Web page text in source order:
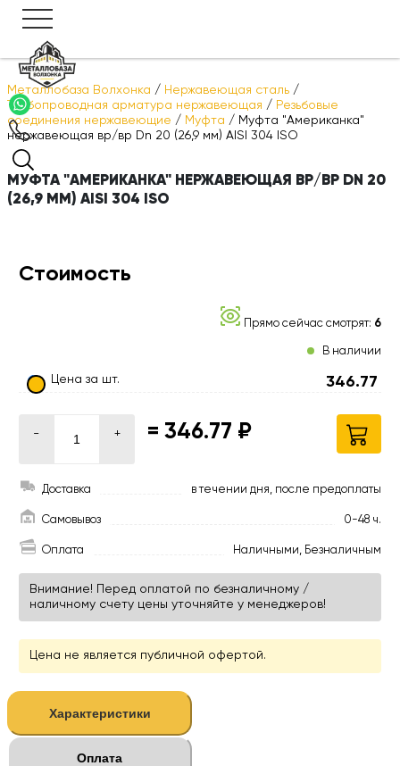
Металлобаза Волхонка / Нержавеющая сталь /
Трубопроводная арматура нержавеющая / Резьбовые
соединения нержавеющие / Муфта / Муфта "Американка"
нержавеющая вр/вр Dn 20 (26,9 мм) AISI 304 ISO
МУФТА "АМЕРИКАНКА" НЕРЖАВЕЮЩАЯ ВР/ВР DN 20
(26,9 ММ) AISI 304 ISO
Стоимость
Прямо сейчас смотрят: 6
В наличии
Цена за шт. 346.77
- + = 346.77 ₽
Доставка в течении дня, после предоплаты
Самовывоз 0-48 ч.
Оплата Наличными, Безналичным
Внимание! Перед оплатой по безналичному /
наличному счету цены уточняйте у менеджеров!
Цена не является публичной офертой.
Характеристики
Оплата